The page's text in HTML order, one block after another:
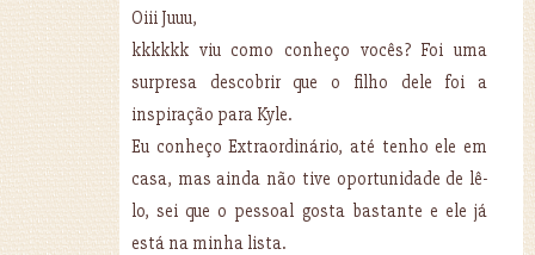
Oiii Juuu,
kkkkkk viu como conheço vocês? Foi uma
surpresa descobrir que o filho dele foi a
inspiração para Kyle.
Eu conheço Extraordinário, até tenho ele em
casa, mas ainda não tive oportunidade de lê-
lo, sei que o pessoal gosta bastante e ele já
está na minha lista.